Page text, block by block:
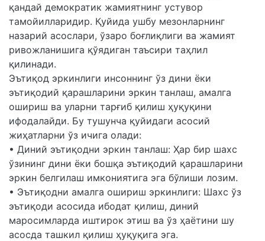
қандай демократик жамиятнинг устувор
тамойилларидир. Қуйида ушбу мезонларнинг
назарий асослари, ўзаро боғлиқлиги ва жамият
ривожланишига қўядиган таъсири таҳлил
қилинади.
Эътиқод эркинлиги инсоннинг ўз дини ёки
эътиқодий қарашларини эркин танлаш, амалга
ошириш ва уларни тарғиб қилиш ҳуқуқини
ифодалайди. Бу тушунча қуйидаги асосий
жиҳатларни ўз ичига олади:
• Диний эътиқодни эркин танлаш: Ҳар бир шахс
ўзининг дини ёки бошқа эътиқодий қарашларини
эркин белгилаш имкониятига эга бўлиши лозим.
• Эътиқодни амалга ошириш эркинлиги: Шахс ўз
эътиқоди асосида ибодат қилиш, диний
маросимларда иштирок этиш ва ўз ҳаётини шу
асосда ташкил қилиш ҳуқуқига эга.